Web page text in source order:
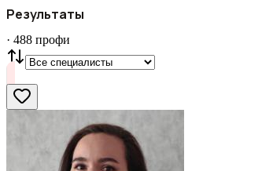
СТАТУС
Нашли 488
Сбросить
Результаты
· 488 профи